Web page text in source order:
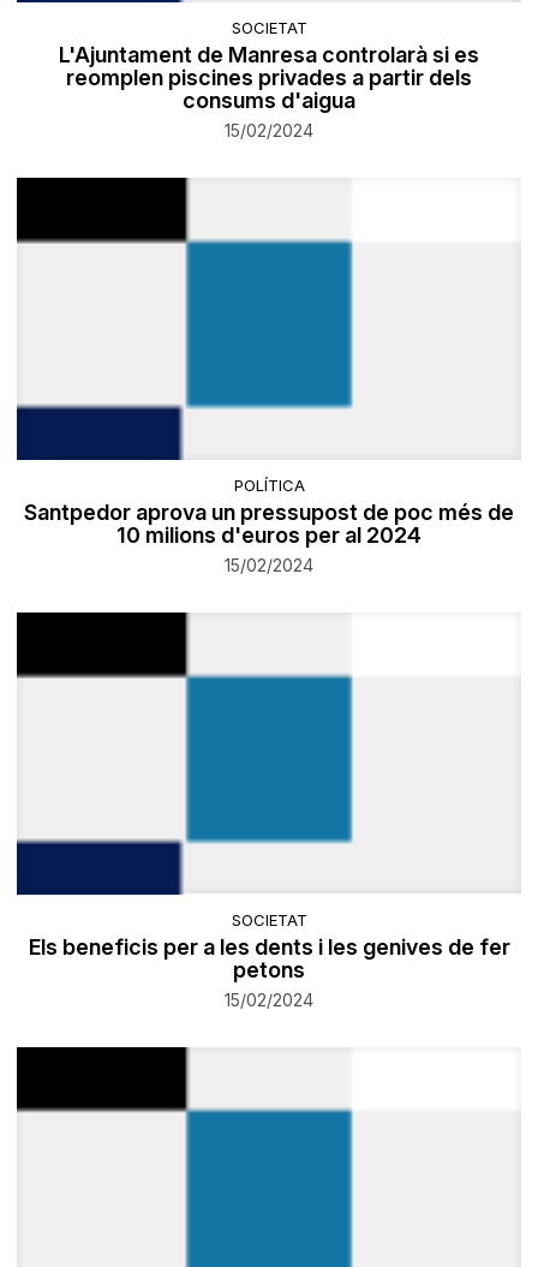
SOCIETAT
L'Ajuntament de Manresa controlarà si es
reomplen piscines privades a partir dels
consums d'aigua
15/02/2024
POLÍTICA
Santpedor aprova un pressupost de poc més de
10 milions d'euros per al 2024
15/02/2024
SOCIETAT
Els beneficis per a les dents i les genives de fer
petons
15/02/2024